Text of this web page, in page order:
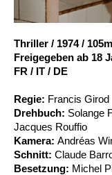
Thriller / 1974 /
Freigegeben ab 18
FR / IT / DE
Regie: Francis Girod
Drehbuch: Solange
Jacques Rouffio
Kamera: Andréas
Schnitt: Claude
Besetzung: Michel